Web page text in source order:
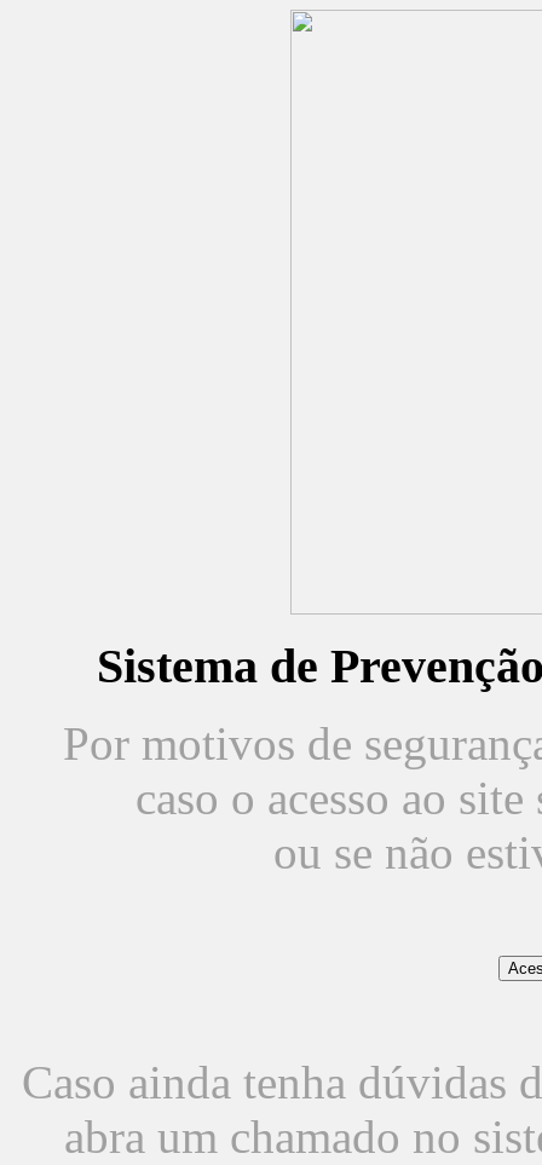
Sistema de
Por motivos de
caso o acesso ao
ou se não
Caso ainda tenha dúvidas
abra um chamado no